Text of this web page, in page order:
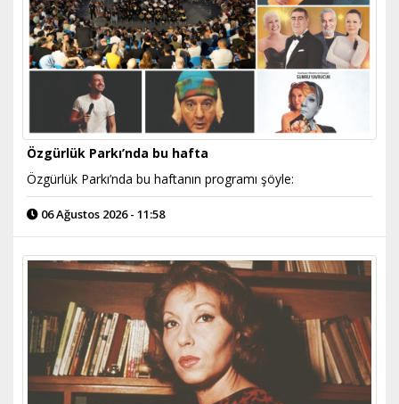
Özgürlük Parkı’nda bu hafta
Özgürlük Parkı’nda bu haftanın programı şöyle:
06 Ağustos 2026 - 11:58